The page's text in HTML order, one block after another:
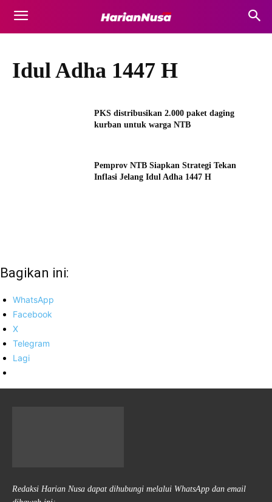
Idul Adha 1447 H
PKS distribusikan 2.000 paket daging
kurban untuk warga NTB
Pemprov NTB Siapkan Strategi Tekan
Inflasi Jelang Idul Adha 1447 H
Bagikan ini:
WhatsApp
Facebook
X
Telegram
Lagi
Redaksi Harian Nusa dapat dihubungi melalui WhatsApp dan email